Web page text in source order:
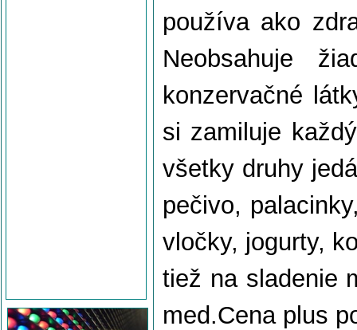
používa ako
Neobsahuje
konzervačné
si zamiluje
všetky druhy
pečivo,
vločky, jogurty,
tiež na sladenie
med.Cena plus